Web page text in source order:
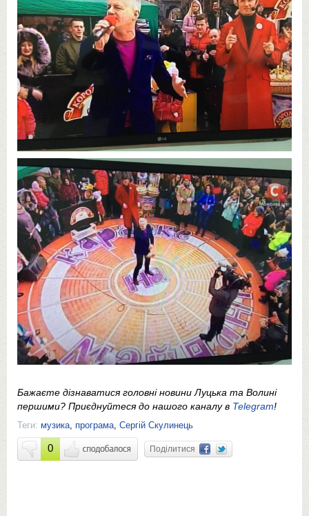
Бажаєте дізнаватися головні новини Луцька та Волині
першими? Приєднуйтеся до нашого каналу в Telegram!
Теги: музика програма Сергій Скулинець
0 Поділитися